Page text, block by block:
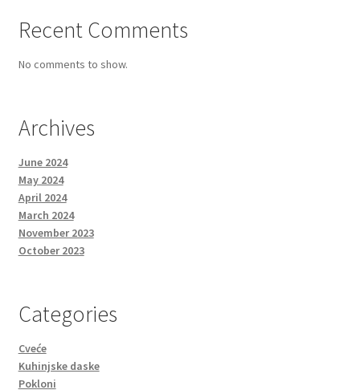
Recent Comments
No comments to show.
Archives
June 2024
May 2024
April 2024
March 2024
November 2023
October 2023
Categories
Cveće
Kuhinjske daske
Pokloni